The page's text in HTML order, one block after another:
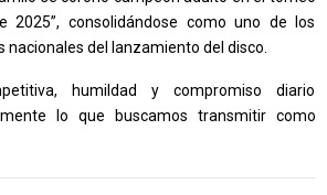
2025”, consolidándose como uno de los
nacionales del lanzamiento del disco.
humildad y compromiso diario
lo que buscamos transmitir como